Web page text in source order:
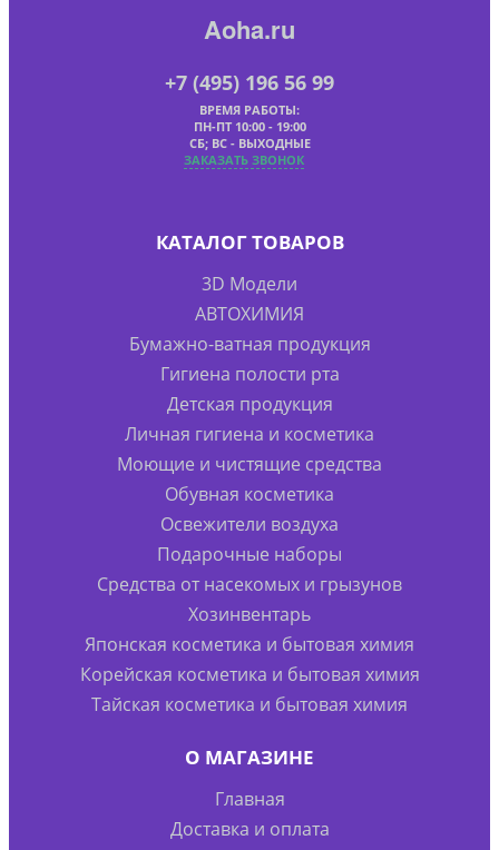
Aoha.ru
+7 (495) 196 56 99
ВРЕМЯ РАБОТЫ:
ПН-ПТ 10:00 - 19:00
СБ; ВС - ВЫХОДНЫЕ
ЗАКАЗАТЬ ЗВОНОК
КАТАЛОГ ТОВАРОВ
3D Модели
АВТОХИМИЯ
Бумажно-ватная продукция
Гигиена полости рта
Детская продукция
Личная гигиена и косметика
Моющие и чистящие средства
Обувная косметика
Освежители воздуха
Подарочные наборы
Средства от насекомых и грызунов
Хозинвентарь
Японская косметика и бытовая химия
Корейская косметика и бытовая химия
Тайская косметика и бытовая химия
О МАГАЗИНЕ
Главная
Доставка и оплата